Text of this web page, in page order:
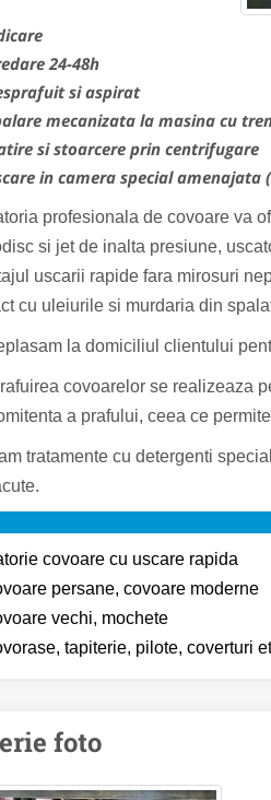
24-48h
si aspirat
mecanizata la masina cu
si stoarcere prin centrifugare
in camera special
profesionala de covoare va
si jet de inalta presiune,
uscarii rapide fara mirosuri
cu uleiurile si murdaria din
la domiciliul clientului
covoarelor se realizeaza
a prafului, ceea ce
tratamente cu detergenti
covoare cu uscare rapida
persane, covoare moderne
vechi, mochete
tapiterie, pilote, coverturi
foto